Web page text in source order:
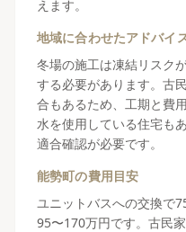
えます。
地域に合わせたアドバイ
冬場の施工は凍結リスク
する必要があります。古
合もあるため、工期と費
水を使用している住宅も
適合確認が必要です。
能勢町の費用目安
ユニットバスへの交換で
95〜170万円です。古民